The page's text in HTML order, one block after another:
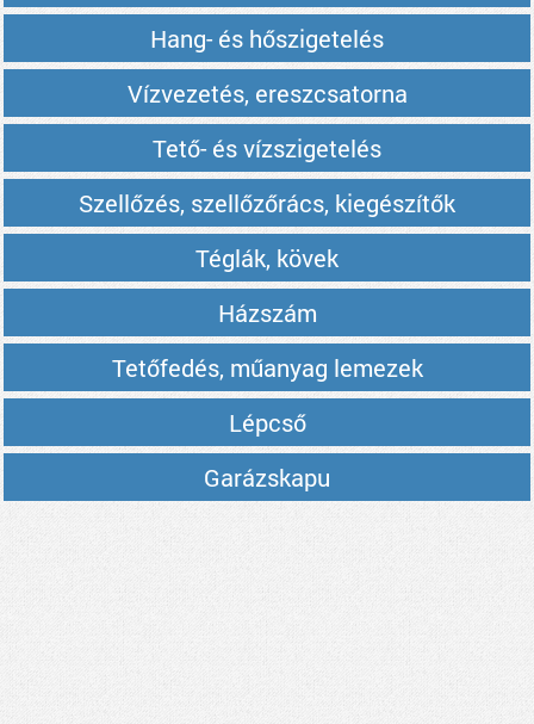
Hang- és hőszigetelés
Vízvezetés, ereszcsatorna
Tető- és vízszigetelés
Szellőzés, szellőzőrács, kiegészítők
Téglák, kövek
Házszám
Tetőfedés, műanyag lemezek
Lépcső
Garázskapu